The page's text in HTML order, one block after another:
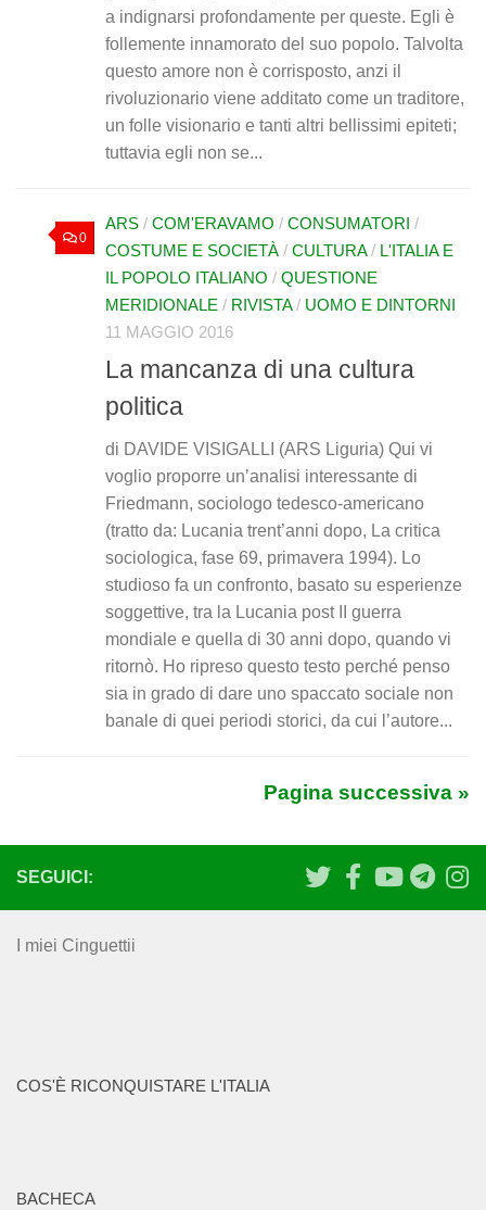
a indignarsi profondamente per queste. Egli è
follemente innamorato del suo popolo. Talvolta
questo amore non è corrisposto, anzi il
rivoluzionario viene additato come un traditore,
un folle visionario e tanti altri bellissimi epiteti;
tuttavia egli non se...
0
ARS / COM'ERAVAMO / CONSUMATORI /
COSTUME E SOCIETÀ / CULTURA/ L'ITALIA E
IL POPOLO ITALIANO / QUESTIONE
MERIDIONALE / RIVISTA/ UOMO E DINTORNI
11 MAGGIO 2016
La mancanza di una cultura
politica
di DAVIDE VISIGALLI (ARS Liguria) Qui vi
voglio proporre un’analisi interessante di
Friedmann, sociologo tedesco-americano
(tratto da: Lucania trent’anni dopo, La critica
sociologica, fase 69, primavera 1994). Lo
studioso fa un confronto, basato su esperienze
soggettive, tra la Lucania post II guerra
mondiale e quella di 30 anni dopo, quando vi
ritornò. Ho ripreso questo testo perché penso
sia in grado di dare uno spaccato sociale non
banale di quei periodi storici, da cui l’autore...
Pagina successiva »
SEGUICI:
I miei Cinguettii
COS'È RICONQUISTARE L'ITALIA
BACHECA